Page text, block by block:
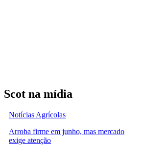
Scot na mídia
Notícias Agrícolas
Arroba firme em junho, mas mercado
exige atenção